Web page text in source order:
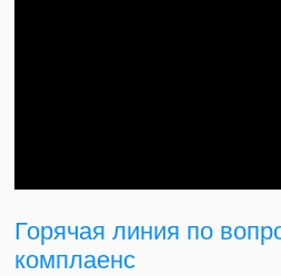
Горячая линия по
комплаенс